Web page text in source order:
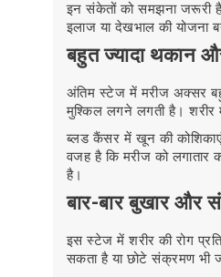
इन संकेतों को समझना जरूरी
इलाज या देखभाल की योजना
बहुत ज्यादा थकान
अंतिम स्टेज में मरीज अक्सर
मुश्किल लगने लगती है। शरीर
ब्लड कैंसर में खून की कोशिकाएं
वजह है कि मरीज को लगातार
है।
बार-बार बुखार और
इस स्टेज में शरीर की रोग
सकता है या छोटे संक्रमण भी